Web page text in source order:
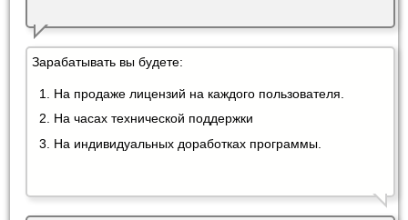
Зарабатывать вы будете:
На продаже лицензий на каждого пользователя.
На часах технической поддержки
На индивидуальных доработках программы.